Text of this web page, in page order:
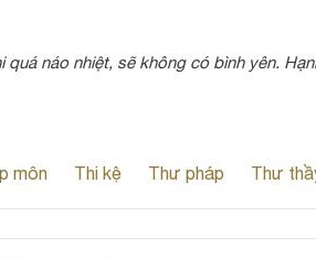
náo nhiệt, sẽ không có bình yên.
môn Thi kệ Thư pháp Thư